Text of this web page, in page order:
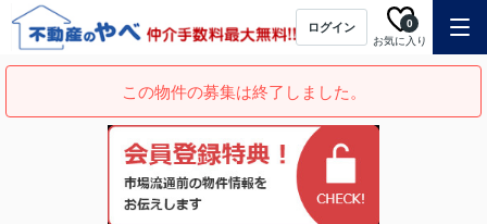
ログイン
お気に入り
0
この物件の募集は終了しました。